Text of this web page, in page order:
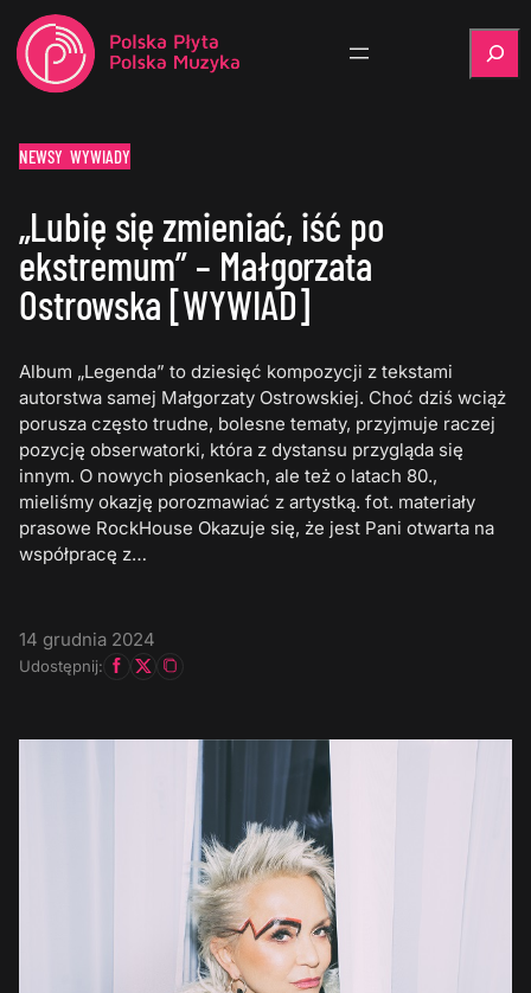
NEWSY WYWIADY
„Lubię się zmieniać, iść po
ekstremum” – Małgorzata
Ostrowska [WYWIAD]
Album „Legenda” to dziesięć kompozycji z tekstami
autorstwa samej Małgorzaty Ostrowskiej. Choć dziś wciąż
porusza często trudne, bolesne tematy, przyjmuje raczej
pozycję obserwatorki, która z dystansu przygląda się
innym. O nowych piosenkach, ale też o latach 80.,
mieliśmy okazję porozmawiać z artystką. fot. materiały
prasowe RockHouse Okazuje się, że jest Pani otwarta na
współpracę z…
14 grudnia 2024
Udostępnij: